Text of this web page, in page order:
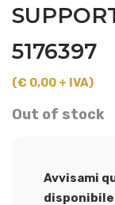
5176397
(€ 0,00 + IVA)
Out of stock
Avvisami